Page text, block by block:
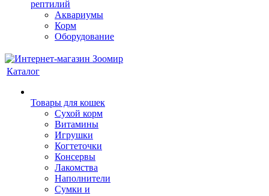
рептилий
Аквариумы
Корм
Оборудование
Каталог
Товары для кошек
Cухой корм
Витамины
Игрушки
Когтеточки
Консервы
Лакомства
Наполнители
Сумки и